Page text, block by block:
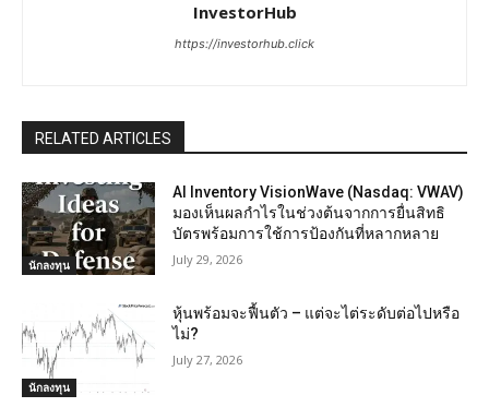
InvestorHub
https://investorhub.click
RELATED ARTICLES
นักลงทุน
AI Inventory VisionWave (Nasdaq: VWAV)
มองเห็นผลกำไรในช่วงต้นจากการยื่นสิทธิ
บัตรพร้อมการใช้การป้องกันที่หลากหลาย
July 29, 2026
นักลงทุน
หุ้นพร้อมจะฟื้นตัว – แต่จะไต่ระดับต่อไปหรือ
ไม่?
July 27, 2026